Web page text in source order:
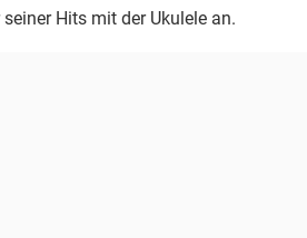
Hits mit der Ukulele an.